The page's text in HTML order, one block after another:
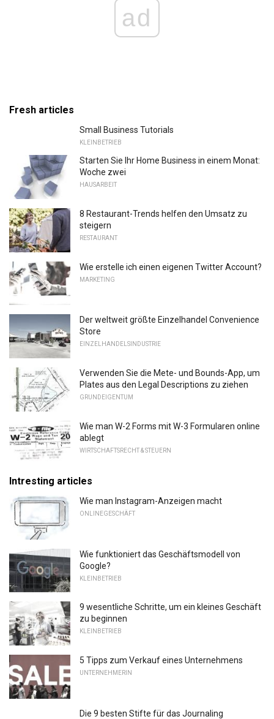
ad
Fresh articles
Small Business Tutorials
KLEINBETRIEB
Starten Sie Ihr Home Business in einem Monat:
Woche zwei
HAUSARBEIT
8 Restaurant-Trends helfen den Umsatz zu
steigern
RESTAURANT
Wie erstelle ich einen eigenen Twitter Account?
MARKETING
Der weltweit größte Einzelhandel Convenience
Store
EINZELHANDELSINDUSTRIE
Verwenden Sie die Mete- und Bounds-App, um
Plates aus den Legal Descriptions zu ziehen
GRUNDEIGENTUM
Wie man W-2 Forms mit W-3 Formularen online
ablegt
WIRTSCHAFTSRECHT & STEUERN
Intresting articles
Wie man Instagram-Anzeigen macht
ONLINEGESCHÄFT
Wie funktioniert das Geschäftsmodell von
Google?
KLEINBETRIEB
9 wesentliche Schritte, um ein kleines Geschäft
zu beginnen
KLEINBETRIEB
5 Tipps zum Verkauf eines Unternehmens
UNTERNEHMERIN
Die 9 besten Stifte für das Journaling